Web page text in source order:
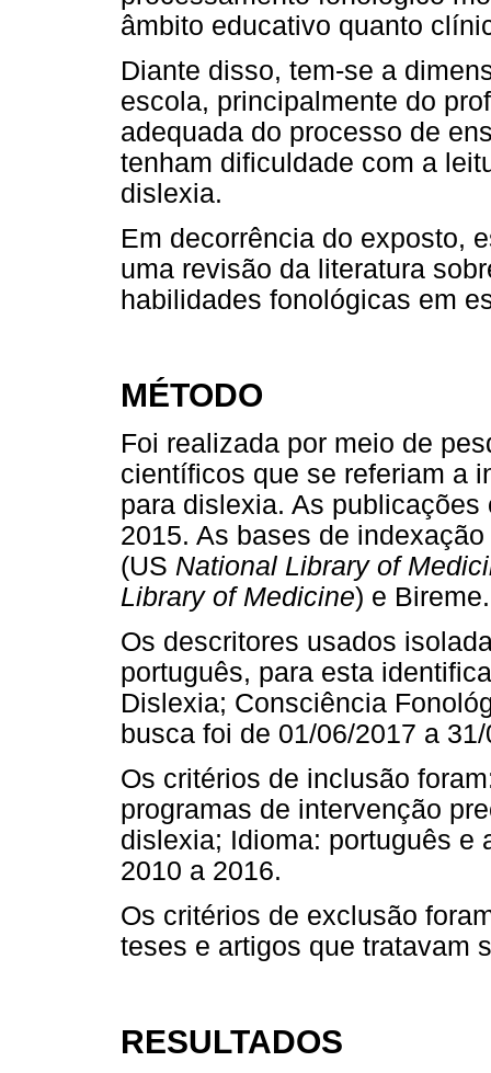
âmbito educativo quanto
Diante disso, tem-se a
escola, principalmente do
adequada do processo de
tenham dificuldade com a
dislexia.
Em decorrência do exposto,
uma revisão da literatura
habilidades fonológicas em
MÉTODO
Foi realizada por meio de
científicos que se referiam a
para dislexia. As
2015. As bases de
(US National Library of
Library of Medicine) e Bireme.
Os descritores usados
português, para esta
Dislexia; Consciência
busca foi de 01/06/2017 a
Os critérios de inclusão
programas de intervenção
dislexia; Idioma: português e
2010 a 2016.
Os critérios de exclusão
teses e artigos que tratavam
RESULTADOS